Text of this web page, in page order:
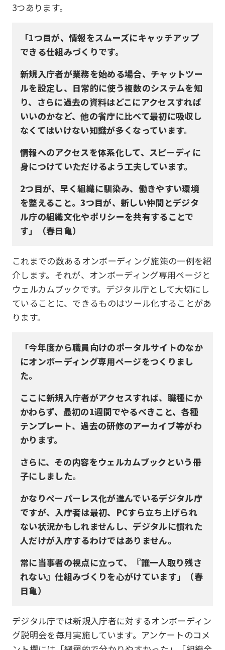
3つあります。
「1つ目が、情報をスムーズにキャッチアップ
できる仕組みづくりです。
新規入庁者が業務を始める場合、チャットツー
ルを設定し、日常的に使う複数のシステムを知
り、さらに過去の資料はどこにアクセスすれば
いいのかなど、他の省庁に比べて最初に吸収し
なくてはいけない知識が多くなっています。
情報へのアクセスを体系化して、スピーディに
身につけていただけるよう工夫しています。
2つ目が、早く組織に馴染み、働きやすい環境
を整えること。3つ目が、新しい仲間とデジタ
ル庁の組織文化やポリシーを共有することで
す」（春日亀）
これまでの数あるオンボーディング施策の一例を紹
介します。それが、オンボーディング専用ページと
ウェルカムブックです。デジタル庁として大切にし
ていることに、できるものはツール化することがあ
ります。
「今年度から職員向けのポータルサイトのなか
にオンボーディング専用ページをつくりまし
た。
ここに新規入庁者がアクセスすれば、職種にか
かわらず、最初の1週間でやるべきこと、各種
テンプレート、過去の研修のアーカイブ等がわ
かります。
さらに、その内容をウェルカムブックという冊
子にしました。
かなりペーパーレス化が進んでいるデジタル庁
ですが、入庁者は最初、PCすら立ち上げられ
ない状況かもしれませんし、デジタルに慣れた
人だけが入庁するわけではありません。
常に当事者の視点に立って、『誰一人取り残さ
れない』仕組みづくりを心がけています」（春
日亀）
デジタル庁では新規入庁者に対するオンボーディン
グ説明会を毎月実施しています。アンケートのコメ